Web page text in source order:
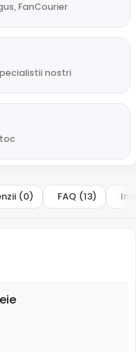
FanCourier
nostri
(0) FAQ (13)